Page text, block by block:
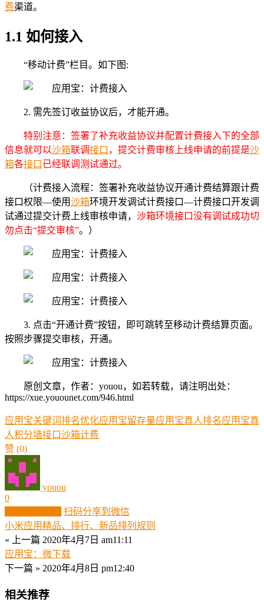
费渠道。
1.1 如何接入
“移动计费”栏目。如下图:
2. 需先签订收益协议后，才能开通。
特别注意：签署了补充收益协议并配置计费接入下的全部
信息就可以沙箱联调接口 ，提交计费审核上线申请的前提是沙
箱各接口 已经联调测试通过。
（计费接入流程：签署补充收益协议开通计费结算跟计费
接口权限—使用沙箱环境开发调试计费接口—计费接口开发调
试通过提交计费上线审核申请， 沙箱环境接口没有调试成功切
勿点击“提交审核”。）
3. 点击“开通计费”按钮，即可跳转至移动计费结算页面。
按照步骤提交审核，开通。
原创文章，作者：youou，如若转载，请注明出处：
https://xue.youounet.com/946.html
应用宝关键词排名优化应用宝留存量应用宝真人排名应用宝真
人积分墙接口沙箱计费
赞 (0)
youou
0
扫码分享到微信
小米应用精品、排行、新品排列规则
« 上一篇 2020年4月7日 am11:11
应用宝：微下载
下一篇 » 2020年4月8日 pm12:40
相关推荐